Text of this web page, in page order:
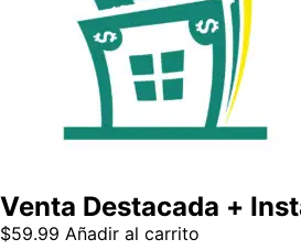
Venta Destacada +
$59.99 Añadir al carrito